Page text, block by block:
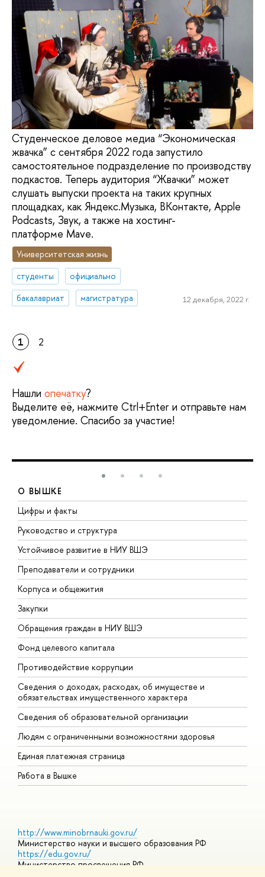
Студенческое деловое медиа “Экономическая
жвачка” с сентября 2022 года запустило
самостоятельное подразделение по производству
подкастов. Теперь аудитория “Жвачки” может
слушать выпуски проекта на таких крупных
площадках, как Яндекс.Музыка, ВКонтакте, Apple
Podcasts, Звук, а также на хостинг-
платформе Mave.
Университетская жизнь
студенты
официально
бакалавриат
магистратура 12 декабря, 2022 г.
1 2
Нашли опечатку?
Выделите её, нажмите Ctrl+Enter и отправьте нам
уведомление. Спасибо за участие!
О ВЫШКЕ
Цифры и факты
Руководство и структура
Устойчивое развитие в НИУ ВШЭ
Преподаватели и сотрудники
Корпуса и общежития
Закупки
Обращения граждан в НИУ ВШЭ
Фонд целевого капитала
Противодействие коррупции
Сведения о доходах, расходах, об имуществе и
обязательствах имущественного характера
Сведения об образовательной организации
Людям с ограниченными возможностями здоровья
Единая платежная страница
Работа в Вышке
http://www.minobrnauki.gov.ru/
Министерство науки и высшего образования РФ
https://edu.gov.ru/
Министерство просвещения РФ